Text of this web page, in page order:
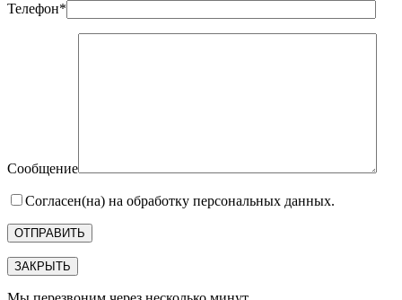
Телефон*
Сообщение
Согласен(на) на обработку персональных данных.
ЗАКРЫТЬ